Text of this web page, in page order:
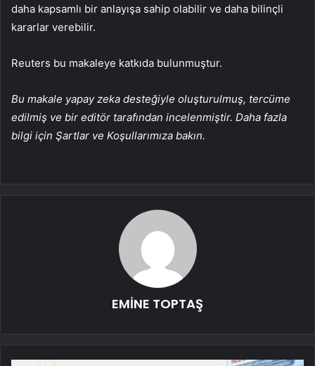
daha kapsamlı bir anlayışa sahip olabilir ve daha bilinçli
kararlar verebilir.
Reuters bu makaleye katkıda bulunmuştur.
Bu makale yapay zeka desteğiyle oluşturulmuş, tercüme
edilmiş ve bir editör tarafından incelenmiştir. Daha fazla
bilgi için Şartlar ve Koşullarımıza bakın.
EMİNE TOPTAŞ